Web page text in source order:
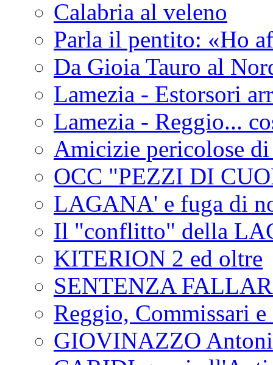
Calabria al veleno
Parla il pentito: «Ho
Da Gioia Tauro al
Lamezia - Estorsori
Lamezia - Reggio...
Amicizie pericolose
OCC "PEZZI DI
LAGANA' e fuga di
Il "conflitto" della
KITERION 2 ed oltre
SENTENZA
Reggio, Commissari
GIOVINAZZO